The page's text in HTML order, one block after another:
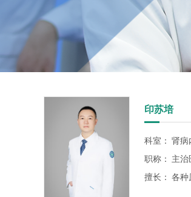
印苏培
科室： 肾病
职称： 主治
擅长： 各种